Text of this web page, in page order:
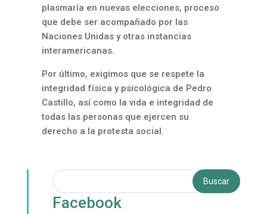
plasmaría en nuevas elecciones, proceso
que debe ser acompañado por las
Naciones Unidas y otras instancias
interamericanas.
Por último, exigimos que se respete la
integridad física y psicológica de Pedro
Castillo, así como la vida e integridad de
todas las personas que ejercen su
derecho a la protesta social.
Facebook